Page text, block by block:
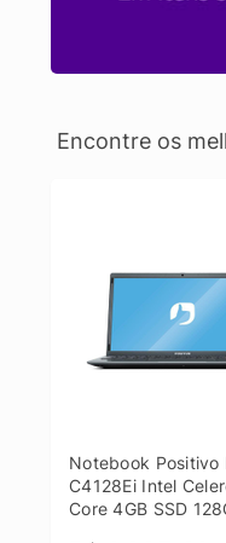
Encontre os
Notebook Positivo
C4128Ei Intel
Core 4GB SSD